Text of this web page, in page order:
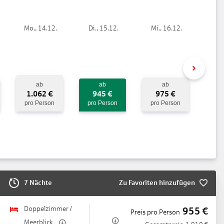
Betten: gegen Gebühr, Liegen
nicht überdacht: ohne Gebühr
Mo., 14.12.
ab
1.062 €
pro Person
Di., 15.12.
ab
945 €
pro Person
Mi., 16.12.
ab
975 €
pro Person
7 Nächte Zu Favoriten hinzufügen
Doppelzimmer /
Meerblick
Preis pro Person 955 €